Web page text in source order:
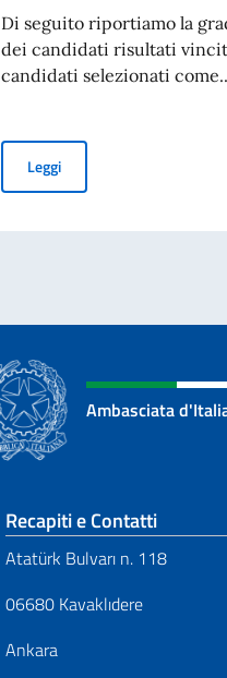
Di seguito riportiamo la
dei candidati risultati
candidati selezionati
LeggiBORSE DI STUDIO
Ambasciata
Sezione
Recapiti e Contatti
Atatürk Bulvarı n. 118
06680 Kavaklıdere
Ankara